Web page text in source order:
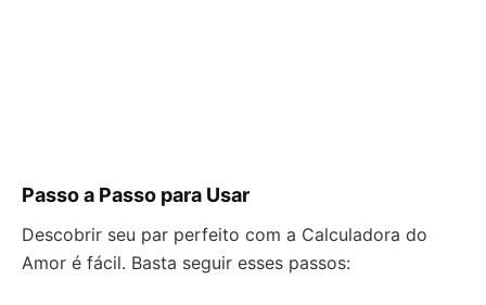
Passo a Passo para Usar
Descobrir seu par perfeito com a Calculadora do
Amor é fácil. Basta seguir esses passos: